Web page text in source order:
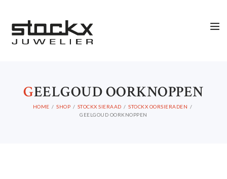
GEELGOUD OORKNOPPEN
HOME SHOP STOCKX SIERAAD
STOCKX OORSIERADEN
GEELGOUD OORKNOPPEN